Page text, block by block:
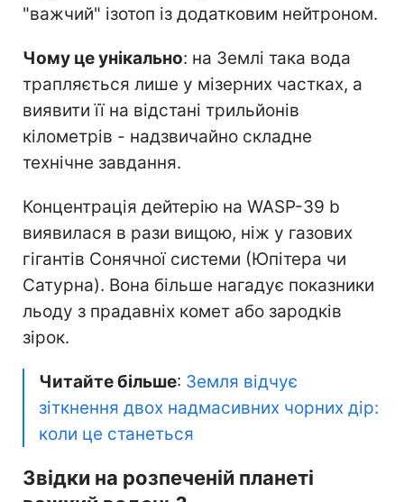
"важчий" ізотоп із додатковим нейтроном.
Чому це унікально: на Землі така вода
трапляється лише у мізерних частках, а
виявити її на відстані трильйонів
кілометрів - надзвичайно складне
технічне завдання.
Концентрація дейтерію на WASP-39 b
виявилася в рази вищою, ніж у газових
гігантів Сонячної системи (Юпітера чи
Сатурна). Вона більше нагадує показники
льоду з прадавніх комет або зародків
зірок.
Читайте більше: Земля відчує
зіткнення двох надмасивних чорних дір:
коли це станеться
Звідки на розпеченій планеті